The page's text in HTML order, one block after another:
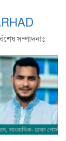
সম্পাদনাঃ